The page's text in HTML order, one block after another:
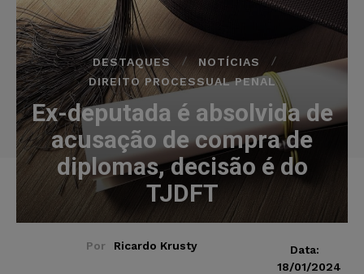
DESTAQUES
NOTÍCIAS
DIREITO PROCESSUAL PENAL
Ex-deputada é absolvida de
acusação de compra de
diplomas, decisão é do
TJDFT
Por Ricardo Krusty
Data:
18/01/2024